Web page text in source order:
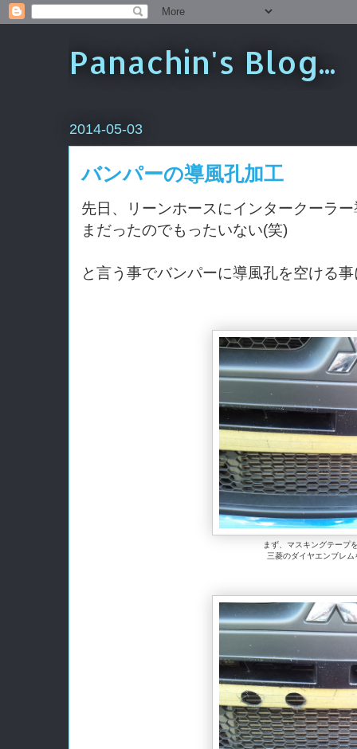
Panachin's Blog...
2014-05-03
バンパーの導風孔加工
先日、リーンホースにインタークーラ
まだったのでもったいない(笑)
と言う事でバンパーに導風孔を空ける
まず、マスキングテープ
三菱のダイヤエンブレ